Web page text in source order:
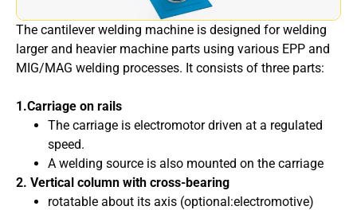
The cantilever welding machine is designed for welding
larger and heavier machine parts using various EPP and
MIG/MAG welding processes. It consists of three parts:
1.Carriage on rails
The carriage is electromotor driven at a regulated
speed.
A welding source is also mounted on the carriage
2. Vertical column with cross-bearing
rotatable about its axis (optional:electromotive)